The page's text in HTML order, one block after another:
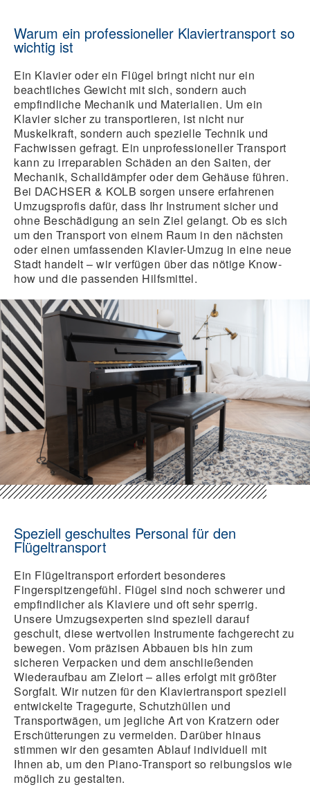
Warum ein professioneller Klaviertransport so
wichtig ist
Ein Klavier oder ein Flügel bringt nicht nur ein
beachtliches Gewicht mit sich, sondern auch
empfindliche Mechanik und Materialien. Um ein
Klavier sicher zu transportieren, ist nicht nur
Muskelkraft, sondern auch spezielle Technik und
Fachwissen gefragt. Ein unprofessioneller Transport
kann zu irreparablen Schäden an den Saiten, der
Mechanik, Schalldämpfer oder dem Gehäuse führen.
Bei DACHSER & KOLB sorgen unsere erfahrenen
Umzugsprofis dafür, dass Ihr Instrument sicher und
ohne Beschädigung an sein Ziel gelangt. Ob es sich
um den Transport von einem Raum in den nächsten
oder einen umfassenden Klavier-Umzug in eine neue
Stadt handelt – wir verfügen über das nötige Know-
how und die passenden Hilfsmittel.
Speziell geschultes Personal für den
Flügeltransport
Ein Flügeltransport erfordert besonderes
Fingerspitzengefühl. Flügel sind noch schwerer und
empfindlicher als Klaviere und oft sehr sperrig.
Unsere Umzugsexperten sind speziell darauf
geschult, diese wertvollen Instrumente fachgerecht zu
bewegen. Vom präzisen Abbauen bis hin zum
sicheren Verpacken und dem anschließenden
Wiederaufbau am Zielort – alles erfolgt mit größter
Sorgfalt. Wir nutzen für den Klaviertransport speziell
entwickelte Tragegurte, Schutzhüllen und
Transportwägen, um jegliche Art von Kratzern oder
Erschütterungen zu vermeiden. Darüber hinaus
stimmen wir den gesamten Ablauf individuell mit
Ihnen ab, um den Piano-Transport so reibungslos wie
möglich zu gestalten.